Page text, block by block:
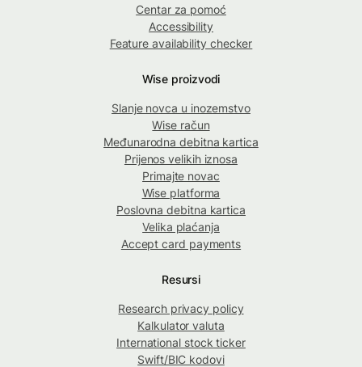
Centar za pomoć
Accessibility
Feature availability checker
Wise proizvodi
Slanje novca u inozemstvo
Wise račun
Međunarodna debitna kartica
Prijenos velikih iznosa
Primajte novac
Wise platforma
Poslovna debitna kartica
Velika plaćanja
Accept card payments
Resursi
Research privacy policy
Kalkulator valuta
International stock ticker
Swift/BIC kodovi